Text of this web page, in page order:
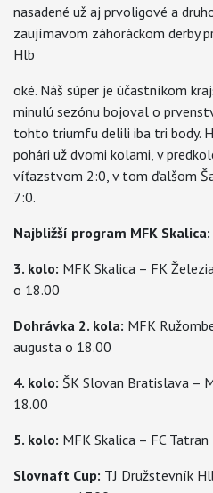
nasadené už aj prvoligové a
zaujímavom záhoráckom derby
Hlb
oké. Náš súper je účastníkom
minulú sezónu bojoval o
tohto triumfu delili iba tri body.
pohári už dvomi kolami, v
víťazstvom 2:0, v tom ďalšom
7:0.
Najbližší program MFK Skalica:
3. kolo: MFK Skalica – FK
o 18.00
Dohrávka 2. kola: MFK
augusta o 18.00
4. kolo: ŠK Slovan Bratislava –
18.00
5. kolo: MFK Skalica – FC
Slovnaft Cup: TJ Družstevník